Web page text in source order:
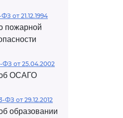
от 21.12.1994
пожарной
ФЗ от 25.04.2002
ОСАГО
ФЗ от 29.12.2012
образовании